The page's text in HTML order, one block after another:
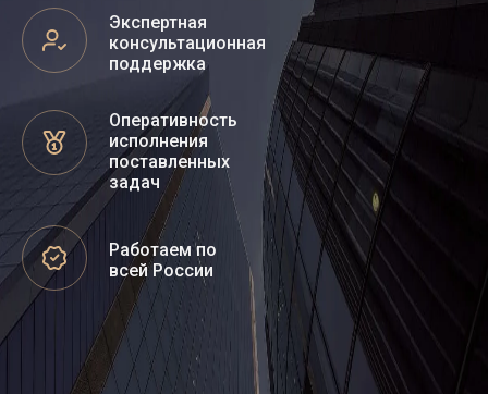
Экспертная
консультационная
поддержка
Оперативность
исполнения
поставленных
задач
Работаем по
всей России